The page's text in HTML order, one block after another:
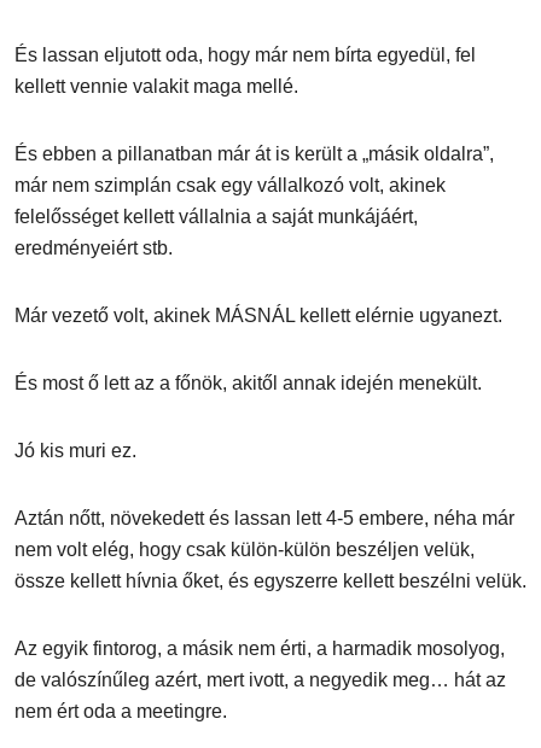
És lassan eljutott oda, hogy már nem bírta egyedül, fel
kellett vennie valakit maga mellé.
És ebben a pillanatban már át is került a „másik oldalra”,
már nem szimplán csak egy vállalkozó volt, akinek
felelősséget kellett vállalnia a saját munkájáért,
eredményeiért stb.
Már vezető volt, akinek MÁSNÁL kellett elérnie ugyanezt.
És most ő lett az a főnök, akitől annak idején menekült.
Jó kis muri ez.
Aztán nőtt, növekedett és lassan lett 4-5 embere, néha már
nem volt elég, hogy csak külön-külön beszéljen velük,
össze kellett hívnia őket, és egyszerre kellett beszélni velük.
Az egyik fintorog, a másik nem érti, a harmadik mosolyog,
de valószínűleg azért, mert ivott, a negyedik meg… hát az
nem ért oda a meetingre.